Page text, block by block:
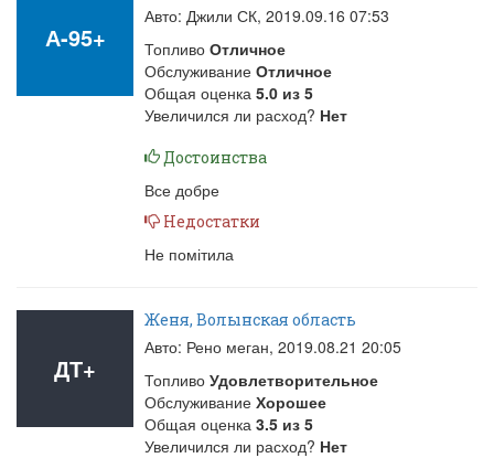
А-95+
Авто: Джили СК, 2019.09.16 07:53
Топливо Отличное
Обслуживание Отличное
Общая оценка 5.0 из 5
Увеличился ли расход? Нет
Достоинства
Все добре
Недостатки
Не помітила
ДТ+
Женя, Волынская область
Авто: Рено меган, 2019.08.21 20:05
Топливо Удовлетворительное
Обслуживание Хорошее
Общая оценка 3.5 из 5
Увеличился ли расход? Нет